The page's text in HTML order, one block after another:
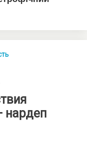
нардеп